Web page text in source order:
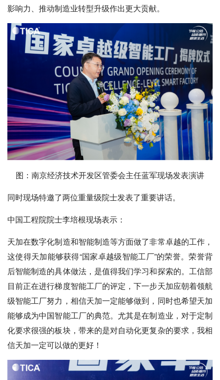
影响力、推动制造业转型升级作出更大贡献。
图：南京经济技术开发区管委会主任蓝军现场发表演讲
同时现场特邀了两位重量级院士发表了重要讲话。
中国工程院院士李培根现场表示：
天加在数字化制造和智能制造等方面做了非常卓越的工作，
这使得天加能够获得“国家卓越级智能工厂”的荣誉。荣誉背
后智能制造的具体做法，是值得我们学习和探索的。工信部
目前正在进行梯度智能工厂的评定，下一步天加应朝着领航
级智能工厂努力，相信天加一定能够做到，同时也希望天加
能够成为中国智能工厂的典范。尤其是在制造业，对于定制
化要求很强的板块，带来的是对自动化更复杂的要求，我相
信天加一定可以做的更好！